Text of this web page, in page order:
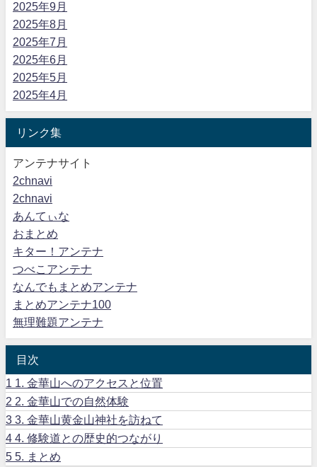
2025年9月
2025年8月
2025年7月
2025年6月
2025年5月
2025年4月
リンク集
アンテナサイト
2chnavi
2chnavi
あんてぃな
おまとめ
キター！アンテナ
つべこアンテナ
なんでもまとめアンテナ
まとめアンテナ100
無理難題アンテナ
目次
1
1. 金華山へのアクセスと位置
2 2. 金華山での自然体験
3 3. 金華山黄金山神社を訪ねて
4 4. 修験道との歴史的つながり
5 5. まとめ